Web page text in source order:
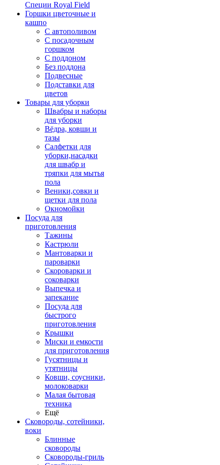
Специи Royal Field
Горшки цветочные и
кашпо
С автополивом
С посадочным
горшком
С поддоном
Без поддона
Подвесные
Подставки для
цветов
Товары для уборки
Швабры и наборы
для уборки
Вёдра, ковши и
тазы
Салфетки для
уборки,насадки
для швабр и
тряпки для мытья
пола
Веники,совки и
щетки для пола
Окномойки
Посуда для
приготовления
Тажины
Кастрюли
Мантоварки и
пароварки
Скороварки и
соковарки
Выпечка и
запекание
Посуда для
быстрого
приготовления
Крышки
Миски и емкости
для приготовления
Гусятницы и
утятницы
Ковши, соусники,
молоковарки
Малая бытовая
техника
Ещё
Сковороды, сотейники,
воки
Блинные
сковороды
Сковороды-гриль